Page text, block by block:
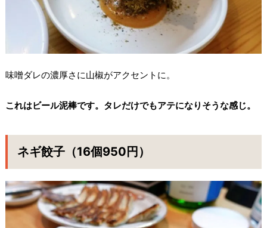
味噌ダレの濃厚さに山椒がアクセントに。
これはビール泥棒です。タレだけでもアテになりそうな感じ。
ネギ餃子（16個950円）